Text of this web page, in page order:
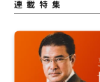
連載特集